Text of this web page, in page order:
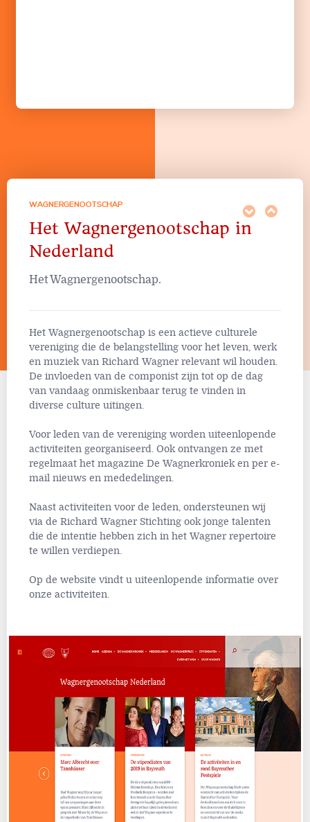
WAGNERGENOOTSCHAP
Het Wagnergenootschap in
Nederland
Het Wagnergenootschap.
Het Wagnergenootschap is een actieve culturele
vereniging die de belangstelling voor het leven, werk
en muziek van Richard Wagner relevant wil houden.
De invloeden van de componist zijn tot op de dag
van vandaag onmiskenbaar terug te vinden in
diverse culture uitingen.
Voor leden van de vereniging worden uiteenlopende
activiteiten georganiseerd. Ook ontvangen ze met
regelmaat het magazine De Wagnerkroniek en per e-
mail nieuws en mededelingen.
Naast activiteiten voor de leden, ondersteunen wij
via de Richard Wagner Stichting ook jonge talenten
die de intentie hebben zich in het Wagner repertoire
te willen verdiepen.
Op de website vindt u uiteenlopende informatie over
onze activiteiten.